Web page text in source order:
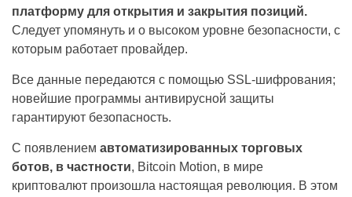
платформу для открытия и закрытия позиций.
Следует упомянуть и о высоком уровне безопасности, с
которым работает провайдер.
Все данные передаются с помощью SSL-шифрования;
новейшие программы антивирусной защиты
гарантируют безопасность.
С появлением автоматизированных торговых
ботов, в частности, Bitcoin Motion, в мире
криптовалют произошла настоящая революция. В этом